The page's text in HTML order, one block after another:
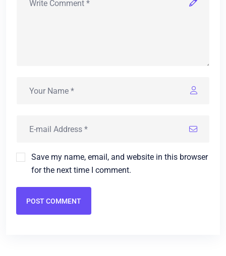
Save my name, email, and website in this browser
for the next time I comment.
POST COMMENT